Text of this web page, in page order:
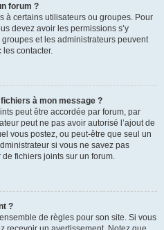
forum ?
à certains utilisateurs ou groupes. Pour
devez avoir les permissions s’y
et les administrateurs peuvent
les contacter.
à mon message ?
peut être accordée par forum, par
peut ne pas avoir autorisé l’ajout de
vous postez, ou peut-être que seul un
si vous ne savez pas
fichiers joints sur un forum.
?
de règles pour son site. Si vous